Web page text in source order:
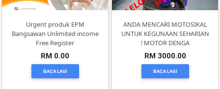
Urgent produk EPM
Bangsawan Unlimited income
Free Register
RM 0.00
BACA LAGI
ANDA MENCARI MOTOSIKAL
UNTUK KEGUNAAN SEHARIAN
! MOTOR DENGA
RM 3000.00
BACA LAGI
PRODUK
DIGITAL(29)
MAKANAN(25)